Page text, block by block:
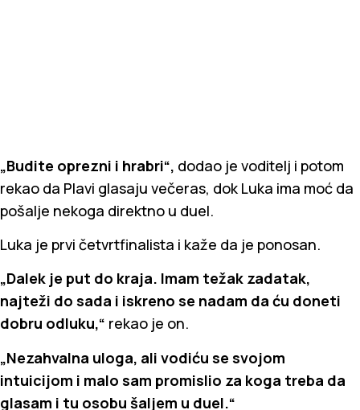
„Budite oprezni i hrabri“, dodao je voditelj i potom
rekao da Plavi glasaju večeras, dok Luka ima moć da
pošalje nekoga direktno u duel.
Luka je prvi četvrtfinalista i kaže da je ponosan.
„Dalek je put do kraja. Imam težak zadatak,
najteži do sada i iskreno se nadam da ću doneti
dobru odluku,“ rekao je on.
„Nezahvalna uloga, ali vodiću se svojom
intuicijom i malo sam promislio za koga treba da
glasam i tu osobu šaljem u duel.“